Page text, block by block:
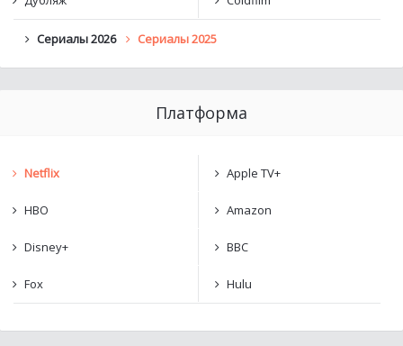
Сериалы 2026 Сериалы 2025
Платформа
Netflix Apple TV+
HBO Amazon
Disney+ BBC
Fox Hulu